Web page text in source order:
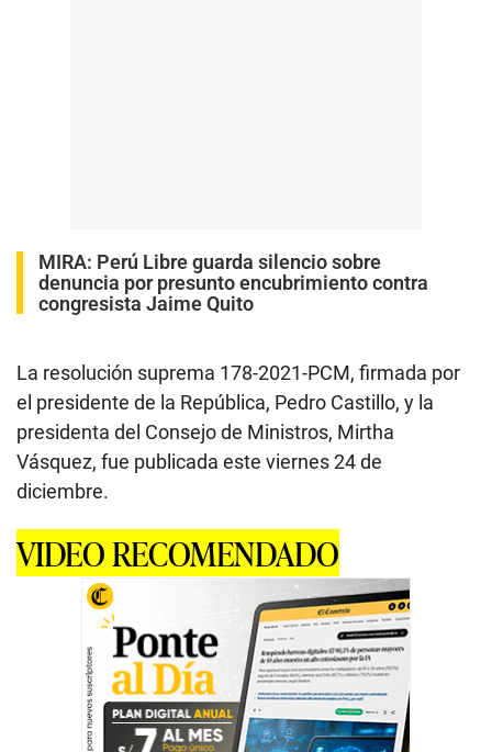
MIRA: Perú Libre guarda silencio sobre
denuncia por presunto encubrimiento contra
congresista Jaime Quito
La resolución suprema 178-2021-PCM, firmada por
el presidente de la República, Pedro Castillo, y la
presidenta del Consejo de Ministros, Mirtha
Vásquez, fue publicada este viernes 24 de
diciembre.
VIDEO RECOMENDADO